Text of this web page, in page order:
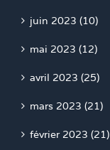
juin 2023 (10)
mai 2023 (12)
avril 2023 (25)
mars 2023 (21)
février 2023 (21)